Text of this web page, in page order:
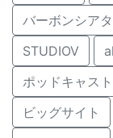
バーボンシア
STUDIOV
ポッドキャスト
ビッグサイト